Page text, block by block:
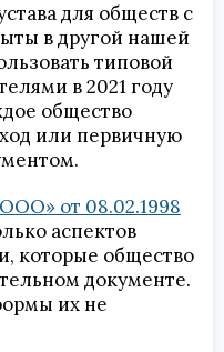
для обществ с
в другой нашей
типовой
в 2021 году
общество
или первичную
от 08.02.1998
аспектов
которые общество
документе.
их не